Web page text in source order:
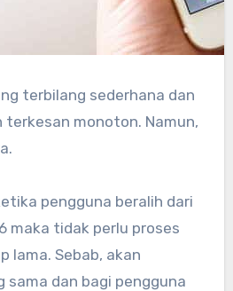
terbilang sederhana dan
monoton. Namun,
pengguna beralih dari
maka tidak perlu proses
lama. Sebab, akan
sama dan bagi pengguna